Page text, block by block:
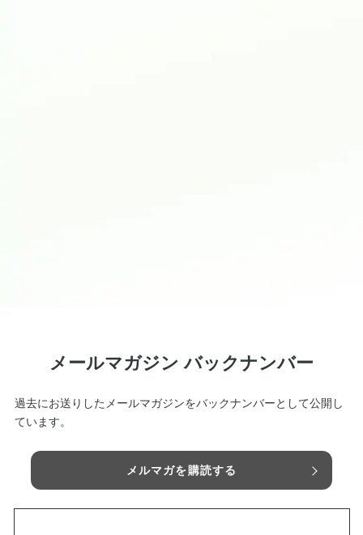
メールマガジン バックナンバー
過去にお送りしたメールマガジンをバックナンバーとして公開し
ています。
メルマガを購読する